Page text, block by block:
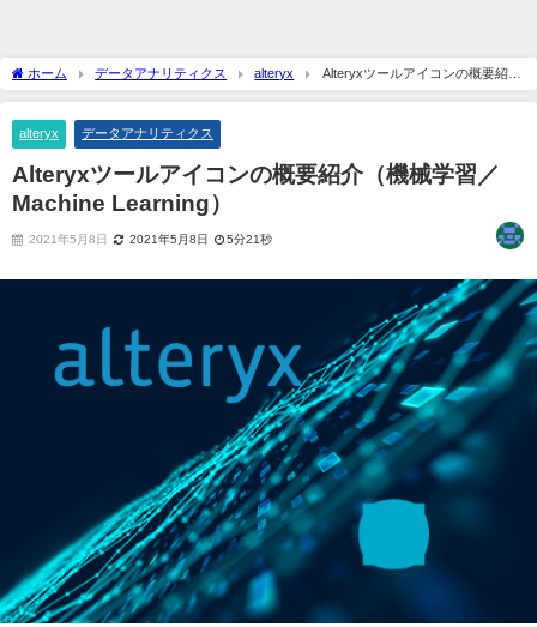
ホーム データアナリティクス alteryx
Alteryxツールアイコンの概要紹介
（機械学習／Machine Learning）
alteryx データアナリティクス
Alteryxツールアイコンの概要紹介（機械学習／
Machine Learning）
2021年5月8日 2021年5月8日 5分21秒